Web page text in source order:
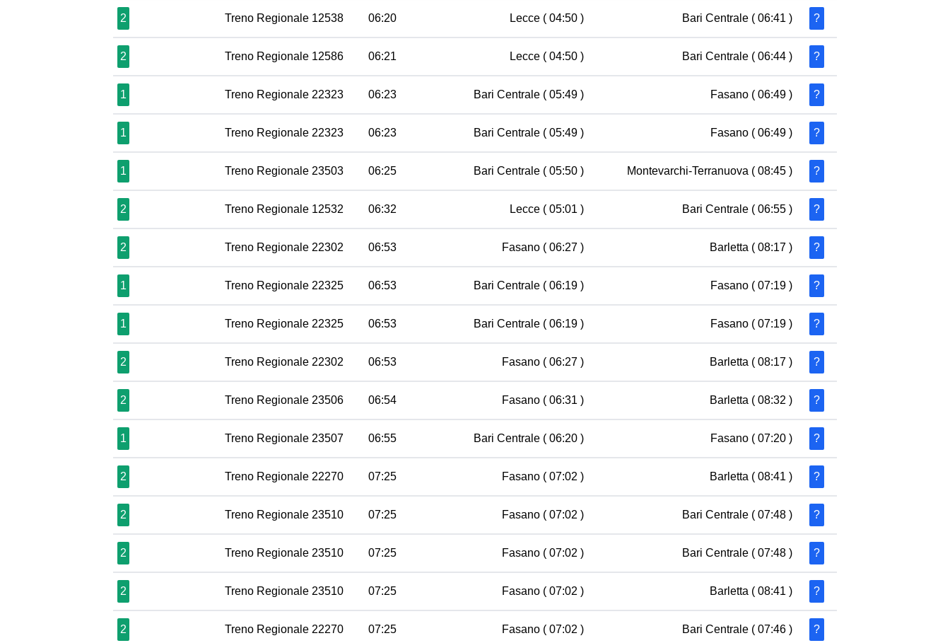
2 Treno Regionale 12538 06:20 Lecce ( 04:50 ) Bari Centrale ( 06:41 ) ?
2 Treno Regionale 12586 06:21 Lecce ( 04:50 ) Bari Centrale ( 06:44 ) ?
1 Treno Regionale 22323 06:23 Bari Centrale ( 05:49 ) Fasano ( 06:49 ) ?
1 Treno Regionale 22323 06:23 Bari Centrale ( 05:49 ) Fasano ( 06:49 ) ?
1 Treno Regionale 23503 06:25 Bari Centrale ( 05:50 ) Montevarchi-Terranuova ( 08:45 ) ?
2 Treno Regionale 12532 06:32 Lecce ( 05:01 ) Bari Centrale ( 06:55 ) ?
2 Treno Regionale 22302 06:53 Fasano ( 06:27 ) Barletta ( 08:17 ) ?
1 Treno Regionale 22325 06:53 Bari Centrale ( 06:19 ) Fasano ( 07:19 ) ?
1 Treno Regionale 22325 06:53 Bari Centrale ( 06:19 ) Fasano ( 07:19 ) ?
2 Treno Regionale 22302 06:53 Fasano ( 06:27 ) Barletta ( 08:17 ) ?
2 Treno Regionale 23506 06:54 Fasano ( 06:31 ) Barletta ( 08:32 ) ?
1 Treno Regionale 23507 06:55 Bari Centrale ( 06:20 ) Fasano ( 07:20 ) ?
2 Treno Regionale 22270 07:25 Fasano ( 07:02 ) Barletta ( 08:41 ) ?
2 Treno Regionale 23510 07:25 Fasano ( 07:02 ) Bari Centrale ( 07:48 ) ?
2 Treno Regionale 23510 07:25 Fasano ( 07:02 ) Bari Centrale ( 07:48 ) ?
2 Treno Regionale 23510 07:25 Fasano ( 07:02 ) Barletta ( 08:41 ) ?
2 Treno Regionale 22270 07:25 Fasano ( 07:02 ) Bari Centrale ( 07:46 ) ?